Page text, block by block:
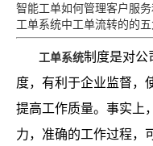
智能工单如何管理客户服
工单系统中工单流转的的五
工单系统制度是对公
度，有利于企业监督，
提高工作质量。事实上
力，准确的工作过程，